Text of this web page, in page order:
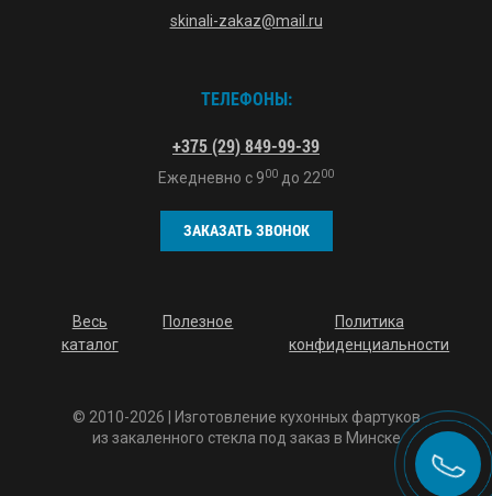
skinali-zakaz@mail.ru
ТЕЛЕФОНЫ:
+375 (29) 849-99-39
Ежедневно с 900 до 2200
ЗАКАЗАТЬ ЗВОНОК
Весь
каталог
Полезное
Политика
конфиденциальности
© 2010-2026 | Изготовление кухонных фартуков
из закаленного стекла под заказ в Минске